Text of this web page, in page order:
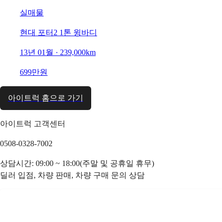
실매물
현대 포터2 1톤 윙바디
13년 01월 · 239,000km
699만원
아이트럭 홈으로 가기
아이트럭 고객센터
0508-0328-7002
상담시간: 09:00 ~ 18:00(주말 및 공휴일 휴무)
딜러 입점, 차량 판매, 차량 구매 문의 상담